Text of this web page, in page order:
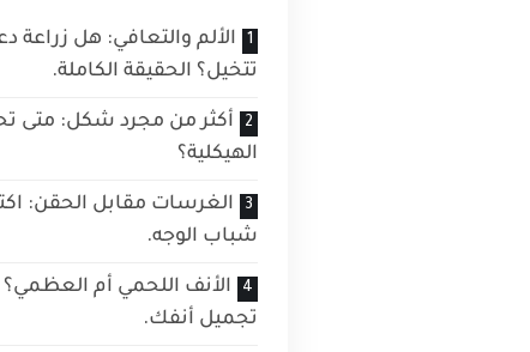
الألم والتعافي: هل زراعة
تتخيل؟ الحقيقة الكاملة.
أكثر من مجرد شكل: متى
الهيكلية؟
الغرسات مقابل الحقن:
شباب الوجه.
الأنف اللحمي أم
تجميل أنفك.